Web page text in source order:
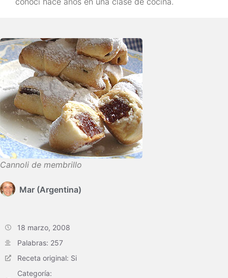
Cannoli de membrillo
Mar (Argentina)
18 marzo, 2008
Palabras: 257
Receta original: Si
Categoría: